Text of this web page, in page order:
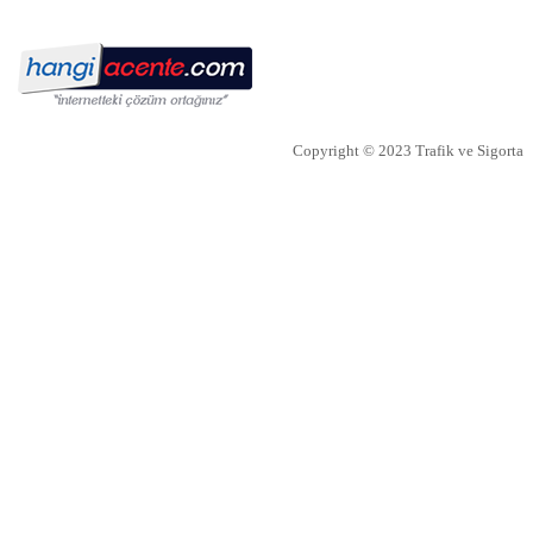
Bireysel emeklilik ve hayat sigortası şirketi AvivaSA,
Copyright © 2023 Trafik ve Sigorta